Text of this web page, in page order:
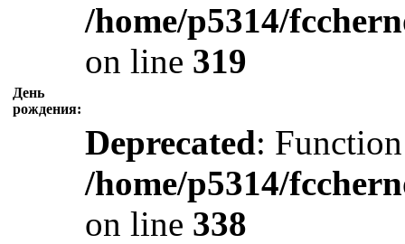
День
рождения:
/home/p5314/
on line 319
Deprecated:
/home/p5314/
on line 338